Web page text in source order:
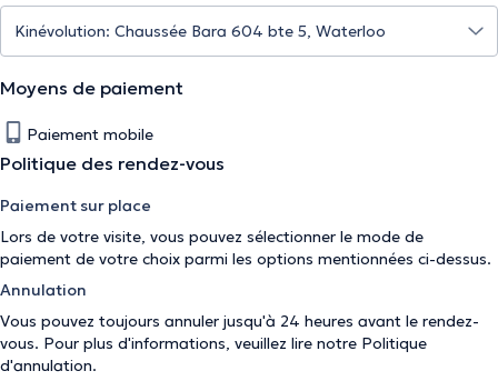
Moyens de paiement
Paiement mobile
Politique des rendez-vous
Paiement sur place
Lors de votre visite, vous pouvez sélectionner le mode de
paiement de votre choix parmi les options mentionnées ci-dessus.
Annulation
Vous pouvez toujours annuler jusqu'à 24 heures avant le rendez-
vous. Pour plus d'informations, veuillez lire notre Politique
d'annulation.